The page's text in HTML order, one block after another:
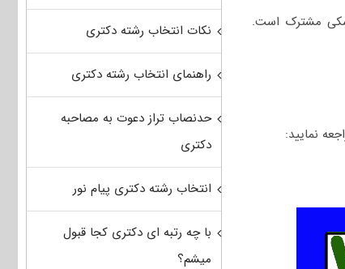
مشترک است.
نکات انتخاب رشته دکتری
راهنمای انتخاب رشته دکتری
حدنصاب تراز دعوت به مصاحبه
دکتری
انتخاب رشته دکتری پیام نور
با چه رتبه ای دکتری کجا قبول
میشم؟